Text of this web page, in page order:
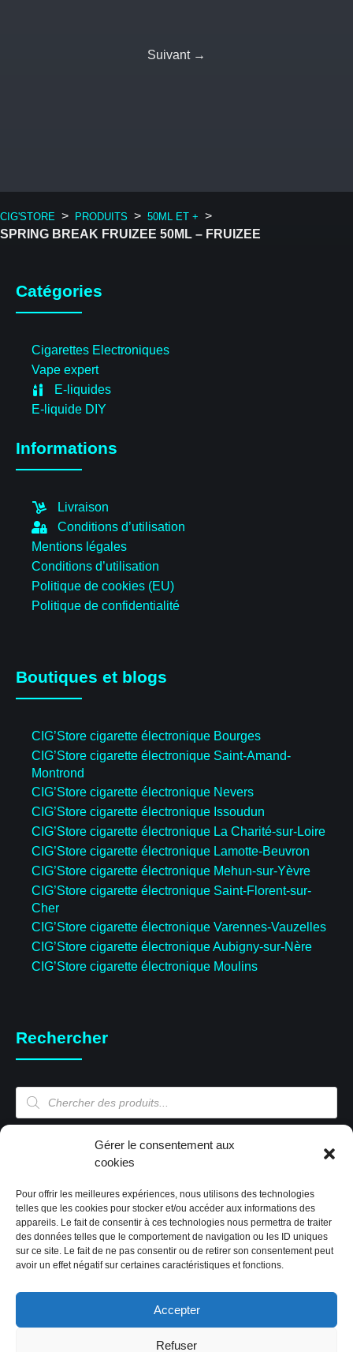
Gérer le consentement aux
cookies
Pour offrir les meilleures expériences, nous utilisons des technologies
telles que les cookies pour stocker et/ou accéder aux informations des
appareils. Le fait de consentir à ces technologies nous permettra de traiter
des données telles que le comportement de navigation ou les ID uniques
sur ce site. Le fait de ne pas consentir ou de retirer son consentement peut
avoir un effet négatif sur certaines caractéristiques et fonctions.
Accepter
Refuser
Suivant →
CIG'STORE > PRODUITS > 50ML ET + >
SPRING BREAK FRUIZEE 50ML – FRUIZEE
Catégories
Cigarettes Electroniques
Vape expert
E-liquides
E-liquide DIY
Informations
Livraison
Conditions d’utilisation
Mentions légales
Conditions d’utilisation
Politique de cookies (EU)
Politique de confidentialité
Boutiques et blogs
CIG’Store cigarette électronique Bourges
CIG’Store cigarette électronique Saint-Amand-
Montrond
CIG’Store cigarette électronique Nevers
CIG’Store cigarette électronique Issoudun
CIG’Store cigarette électronique La Charité-sur-Loire
CIG’Store cigarette électronique Lamotte-Beuvron
CIG’Store cigarette électronique Mehun-sur-Yèvre
CIG’Store cigarette électronique Saint-Florent-sur-
Cher
CIG’Store cigarette électronique Varennes-Vauzelles
CIG’Store cigarette électronique Aubigny-sur-Nère
CIG’Store cigarette électronique Moulins
Rechercher
Recherche
produits
Mon compte
Mon compte
Validation de la commande
Panier
Boutique
Politique de cookies (EU)